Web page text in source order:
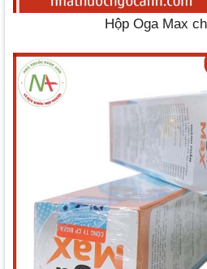
Hộp Oga Max